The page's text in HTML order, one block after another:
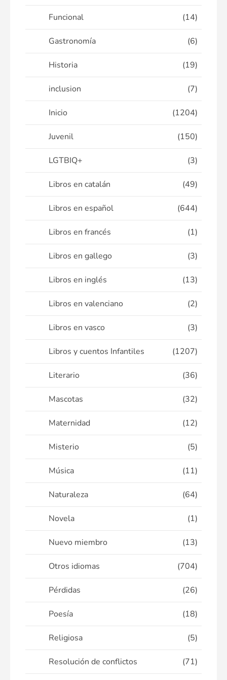
Funcional (14)
Gastronomía (6)
Historia (19)
inclusion (7)
Inicio (1204)
Juvenil (150)
LGTBIQ+ (3)
Libros en catalán (49)
Libros en español (644)
Libros en francés (1)
Libros en gallego (3)
Libros en inglés (13)
Libros en valenciano (2)
Libros en vasco (3)
Libros y cuentos Infantiles (1207)
Literario (36)
Mascotas (32)
Maternidad (12)
Misterio (5)
Música (11)
Naturaleza (64)
Novela (1)
Nuevo miembro (13)
Otros idiomas (704)
Pérdidas (26)
Poesía (18)
Religiosa (5)
Resolución de conflictos (71)